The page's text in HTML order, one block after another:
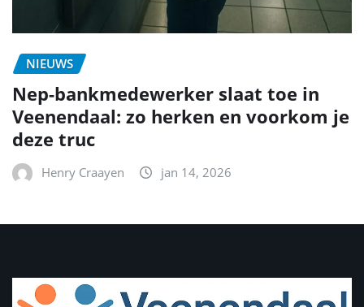
NIEUWS
Nep-bankmedewerker slaat toe in
Veenendaal: zo herken en voorkom je
deze truc
Henry Craayen jan 14, 2026